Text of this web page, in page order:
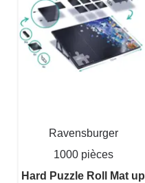
Ravensburger
1000 pièces
Hard Puzzle Roll Mat up